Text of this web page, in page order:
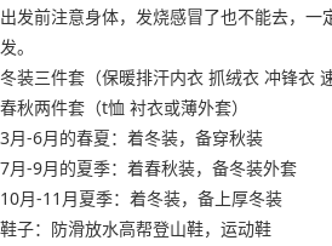
出发前注意身体，发烧感冒了也不能去，一
发。
冬装三件套（保暖排汗内衣 抓绒衣 冲锋衣
春秋两件套（t恤 衬衣或薄外套）
3月-6月的春夏：着冬装，备穿秋装
7月-9月的夏季：着春秋装，备冬装外套
10月-11月夏季：着冬装，备上厚冬装
鞋子：防滑放水高帮登山鞋，运动鞋